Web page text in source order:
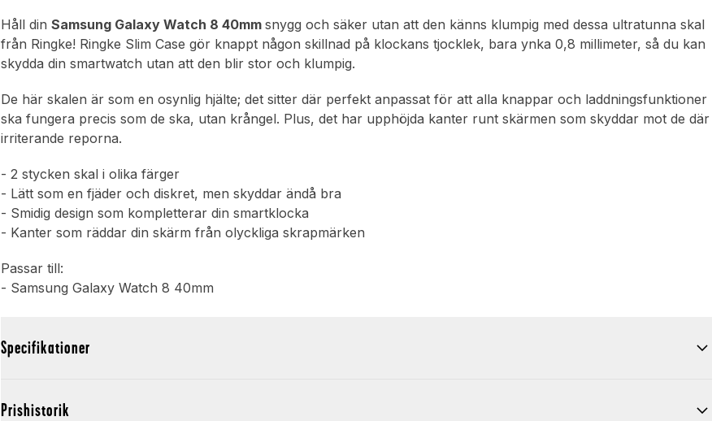
Håll dinSamsung Galaxy Watch 8 40mmsnygg och säker utan att den känns klumpig med dessa ultratunna skal
från Ringke! Ringke Slim Case gör knappt någon skillnad på klockans tjocklek, bara ynka 0,8 millimeter, så du kan
skydda din smartwatch utan att den blir stor och klumpig.
De här skalen är som en osynlig hjälte; det sitter där perfekt anpassat för att alla knappar och laddningsfunktioner
ska fungera precis som de ska, utan krångel. Plus, det har upphöjda kanter runt skärmen som skyddar mot de där
irriterande reporna.
- 2 stycken skal i olika färger
- Lätt som en fjäder och diskret, men skyddar ändå bra
- Smidig design som kompletterar din smartklocka
- Kanter som räddar din skärm från olyckliga skrapmärken
Passar till:
- Samsung Galaxy Watch 8 40mm
Specifikationer
Prishistorik